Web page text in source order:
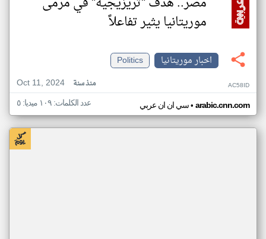
موريتانيا يثير تفاعلاً
اخبار موريتانيا
Politics
Oct 11, 2024
منذ سنة AC58ID
سي ان ان عربي• arabic.cnn.com عدد الكلمات: ١٠٩ ميديا: ٥